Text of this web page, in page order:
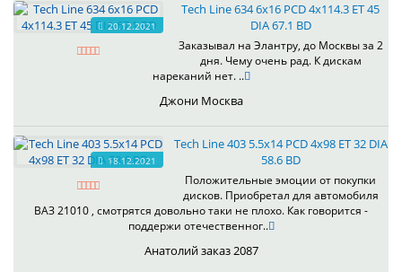
20.12.2021
Tech Line 634 6x16 PCD 4x114.3 ET 45
DIA 67.1 BD
Заказывал на Элантру, до Москвы за 2
дня. Чему очень рад. К дискам
нареканий нет. ..
Джони Москва
18.12.2021
Tech Line 403 5.5x14 PCD 4x98 ET 32 DIA
58.6 BD
Положительные эмоции от покупки
дисков. Приобретал для автомобиля
ВАЗ 21010 , смотрятся довольно таки не плохо. Как говорится -
поддержи отечественног..
Анатолий заказ 2087